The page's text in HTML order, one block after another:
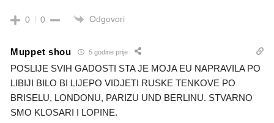
0 0 Odgovori
Muppet shou 5 godine prije
POSLIJE SVIH GADOSTI STA JE MOJA EU NAPRAVILA PO
LIBIJI BILO BI LIJEPO VIDJETI RUSKE TENKOVE PO
BRISELU, LONDONU, PARIZU UND BERLINU. STVARNO
SMO KLOSARI I LOPINE.